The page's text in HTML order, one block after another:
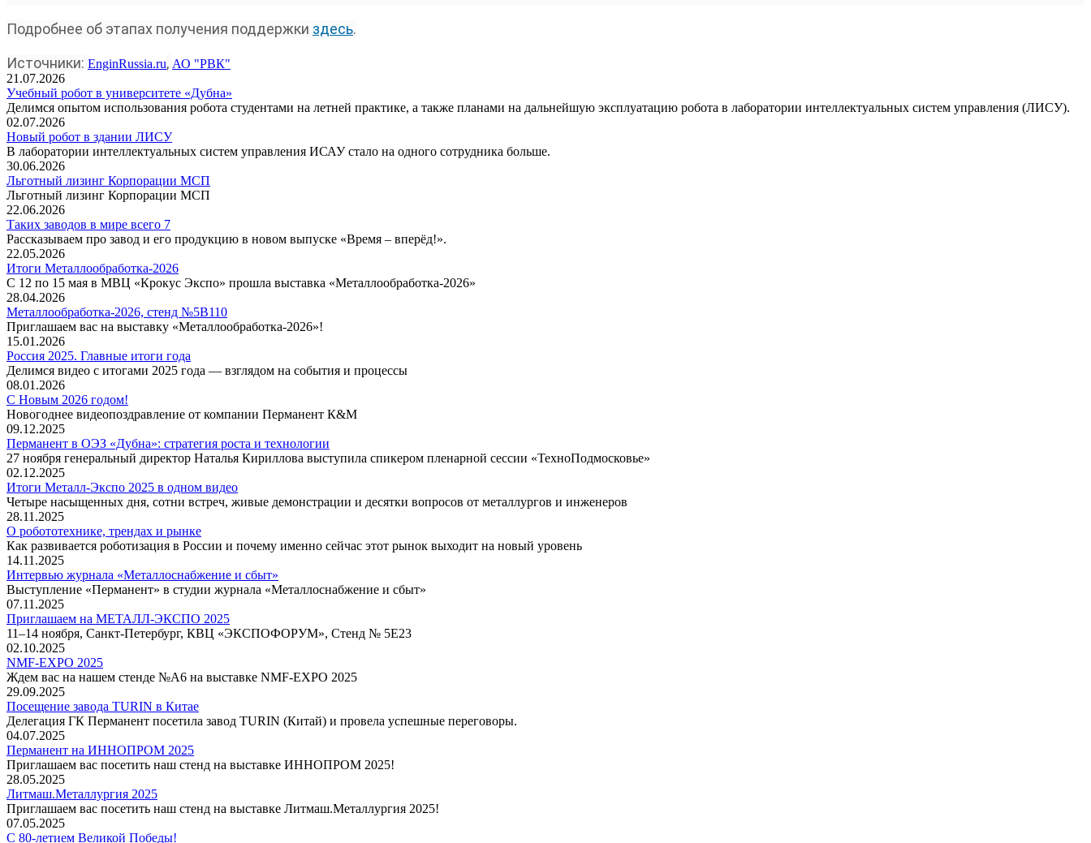
Подробнее об этапах получения поддержки здесь.
Источники: EnginRussia.ru, АО "РВК"
21.07.2026
Учебный робот в университете «Дубна»
Делимся опытом использования робота студентами на летней практике, а также планами на дальнейшую эксплуатацию робота в лаборатории интеллектуальных систем управления (ЛИСУ).
02.07.2026
Новый робот в здании ЛИСУ
В лаборатории интеллектуальных систем управления ИСАУ стало на одного сотрудника больше.
30.06.2026
Льготный лизинг Корпорации МСП
Льготный лизинг Корпорации МСП
22.06.2026
Таких заводов в мире всего 7
Рассказываем про завод и его продукцию в новом выпуске «Время – вперёд!».
22.05.2026
Итоги Металлообработка-2026
С 12 по 15 мая в МВЦ «Крокус Экспо» прошла выставка «Металлообработка‑2026»
28.04.2026
Металлообработка-2026, стенд №5В110
Приглашаем вас на выставку «Металлообработка-2026»!
15.01.2026
Россия 2025. Главные итоги года
Делимся видео с итогами 2025 года — взглядом на события и процессы
08.01.2026
С Новым 2026 годом!
Новогоднее видеопоздравление от компании Перманент К&М
09.12.2025
Перманент в ОЭЗ «Дубна»: стратегия роста и технологии
27 ноября генеральный директор Наталья Кириллова выступила спикером пленарной сессии «ТехноПодмосковье»
02.12.2025
Итоги Металл-Экспо 2025 в одном видео
Четыре насыщенных дня, сотни встреч, живые демонстрации и десятки вопросов от металлургов и инженеров
28.11.2025
О робототехнике, трендах и рынке
Как развивается роботизация в России и почему именно сейчас этот рынок выходит на новый уровень
14.11.2025
Интервью журнала «Металлоснабжение и сбыт»
Выступление «Перманент» в студии журнала «Металлоснабжение и сбыт»
07.11.2025
Приглашаем на МЕТАЛЛ-ЭКСПО 2025
11–14 ноября, Санкт-Петербург, КВЦ «ЭКСПОФОРУМ», Стенд № 5Е23
02.10.2025
NMF-EXPO 2025
Ждем вас на нашем стенде №А6 на выставке NMF-EXPO 2025
29.09.2025
Посещение завода TURIN в Китае
Делегация ГК Перманент посетила завод TURIN (Китай) и провела успешные переговоры.
04.07.2025
Перманент на ИННОПРОМ 2025
Приглашаем вас посетить наш стенд на выставке ИННОПРОМ 2025!
28.05.2025
Литмаш.Металлургия 2025
Приглашаем вас посетить наш стенд на выставке Литмаш.Металлургия 2025!
07.05.2025
С 80-летием Великой Победы!